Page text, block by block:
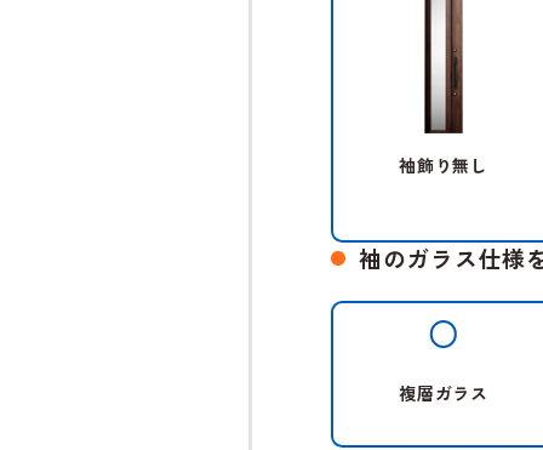
袖飾り無し
袖のガラス仕様
複層ガラス